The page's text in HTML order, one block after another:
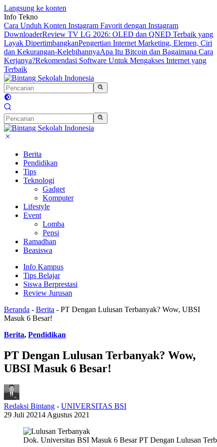
Langsung ke konten
Info Tekno
Cara Unduh Konten Instagram Favorit dengan Instagram
DownloaderReview TV LG 2026: OLED dan QNED Terbaik yang
Layak DipertimbangkanPengertian Internet Marketing, Elemen, Ciri
dan Kekurangan-KelebihannyaApa Itu Bitcoin dan Bagaimana Cara
Kerjanya?Rekomendasi Software Untuk Mengakses Internet yang
Terbaik
Berita
Pendidikan
Tips
Teknologi
Gadget
Komputer
Lifestyle
Event
Lomba
Pensi
Ramadhan
Beasiswa
Info Kampus
Tips Belajar
Siswa Berprestasi
Review Jurusan
Beranda - Berita - PT Dengan Lulusan Terbanyak? Wow, UBSI
Masuk 6 Besar!
Berita, Pendidikan
PT Dengan Lulusan Terbanyak? Wow,
UBSI Masuk 6 Besar!
Redaksi Bintang - UNIVERSITAS BSI
29 Juli 20214 Agustus 2021
Dok. Universitas BSI Masuk 6 Besar PT Dengan Lulusan